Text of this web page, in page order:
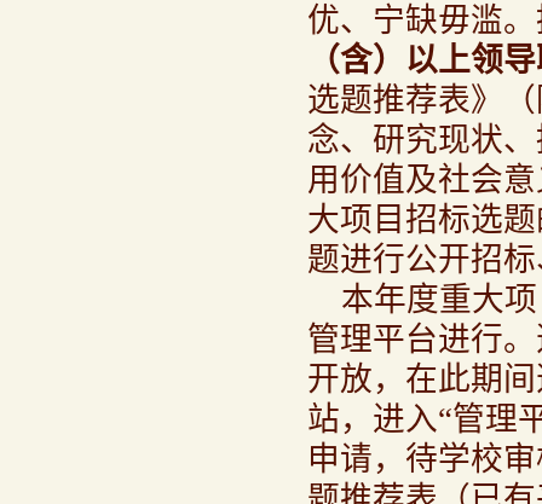
优、宁缺毋滥
（含）以上领
选题推荐表》
念、研究现状
用价值及社会
大项目招标选
题进行公开招
本年度重大
管理平台进行
开放，在此期
站，进入“管理
申请，待学校